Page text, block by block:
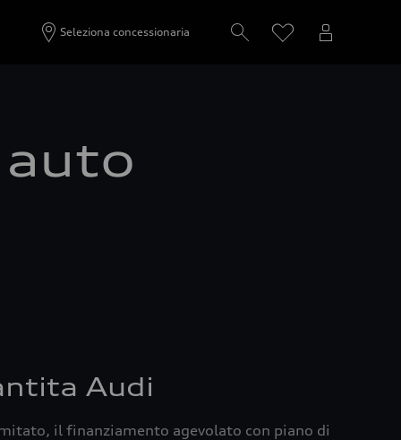
Seleziona concessionaria
Audi
il finanziamento agevolato con piano di